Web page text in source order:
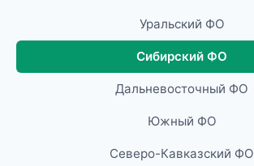
Уральский ФО
Сибирский ФО
Дальневосточный ФО
Южный ФО
Северо-Кавказский ФО